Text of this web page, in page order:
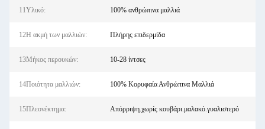
11Υλικό: 100% ανθρώπινα μαλλιά
12Η ακμή των μαλλιών: Πλήρης επιδερμίδα
13Μήκος περουκών: 10-28 ίντσες
14Ποιότητα μαλλιών: 100% Κορυφαία Ανθρώπινα Μαλλιά
15Πλεονέκτημα: Απόρριψη.χωρίς κουβάρι.μαλακό.γυαλιστερό